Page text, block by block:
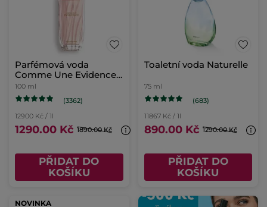
Parfémová voda
Comme Une Evidence
100ml
100 ml
(3362)
12900 Kč / 1l
1290.00 Kč 1890.00 Kč
PŘIDAT DO
KOŠÍKU
Toaletní voda Naturelle
75 ml
(683)
11867 Kč / 1l
890.00 Kč 1290.00 Kč
PŘIDAT DO
KOŠÍKU
NOVINKA